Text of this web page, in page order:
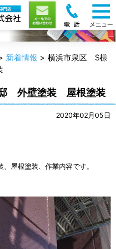
新着情報 > 横浜市泉区 S様
外壁塗装 屋根塗装
2020年02月05日
屋根塗装、作業内容です。